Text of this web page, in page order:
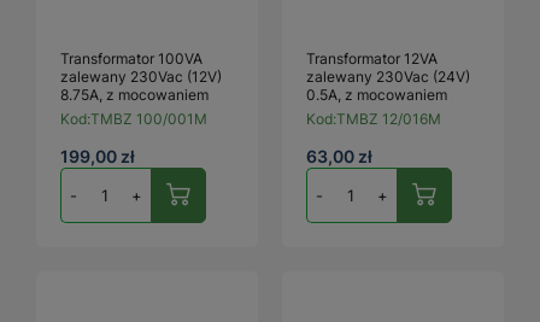
Transformator 100VA
zalewany 230Vac (12V)
8.75A, z mocowaniem
Kod:TMBZ 100/001M
199,00 zł
- +
Transformator 12VA
zalewany 230Vac (24V)
0.5A, z mocowaniem
Kod:TMBZ 12/016M
63,00 zł
- +